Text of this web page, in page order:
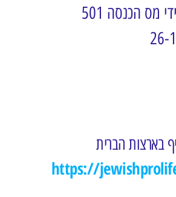
בארצות הברית
https://